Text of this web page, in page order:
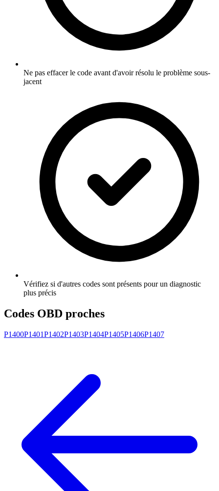
Ne pas effacer le code avant d'avoir résolu le problème sous-
jacent
Vérifiez si d'autres codes sont présents pour un diagnostic
plus précis
Codes OBD proches
P1400P1401P1402P1403P1404P1405P1406P1407